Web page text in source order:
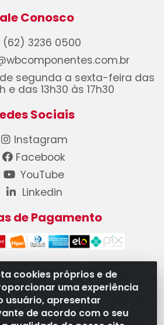
cookies próprios e de
uma experiência
usuário, apresentar
de acordo com o seu
Conosco
(62) 3236 0500
segunda a sexta-feira das
e das 13h30 às 17h30
Sociais
Instagram
Facebook
YouTube
Linkedin
de Pagamento
Automotivos LTDA - CNPJ
- Rua do Níquel, 667 - Parque
Goiânia/GO - CEP 74375-660